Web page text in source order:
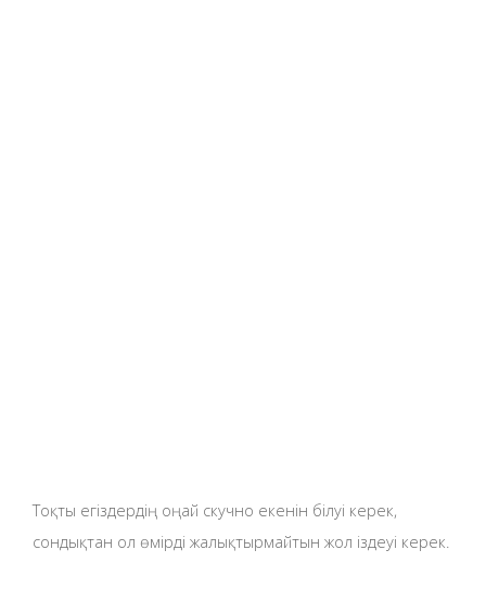
Тоқты егіздердің оңай скучно екенін білуі керек,
сондықтан ол өмірді жалықтырмайтын жол іздеуі керек.